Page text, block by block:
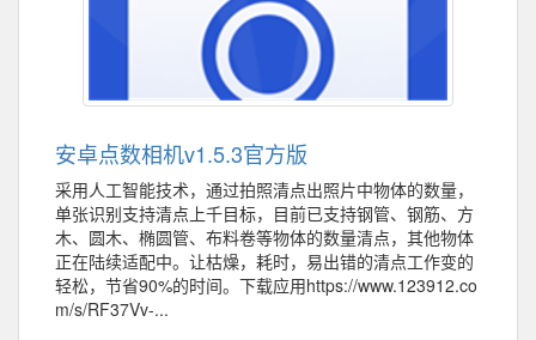
安卓点数相机v1.5.3官方版
采用人工智能技术，通过拍照清点出照片中物体的数量，
单张识别支持清点上千目标，目前已支持钢管、钢筋、方
木、圆木、椭圆管、布料卷等物体的数量清点，其他物体
正在陆续适配中。让枯燥，耗时，易出错的清点工作变的
轻松，节省90%的时间。下载应用https://www.123912.co
m/s/RF37Vv-...